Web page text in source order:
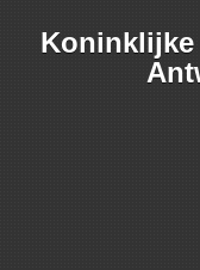
Koninklijke